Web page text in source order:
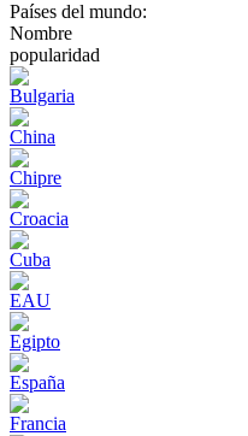
Países del mundo:
Nombre
popularidad
Bulgaria
China
Chipre
Croacia
Cuba
EAU
Egipto
España
Francia